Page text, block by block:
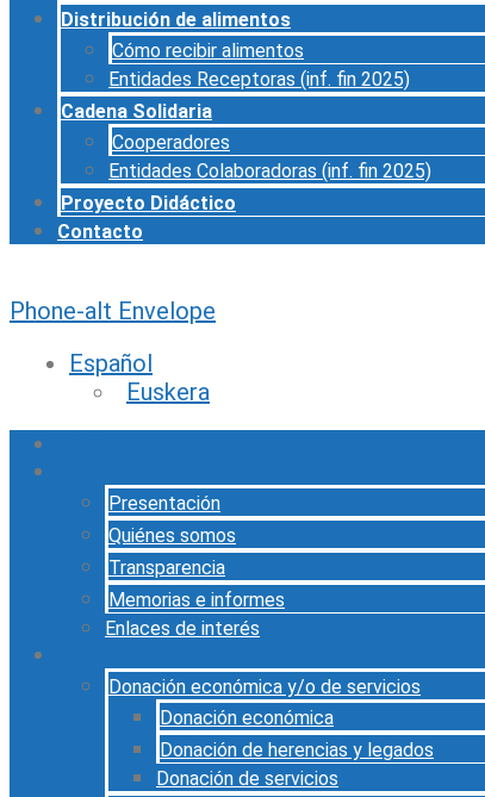
Distribución de alimentos
Cómo recibir alimentos
Entidades Receptoras (inf. fin 2025)
Cadena Solidaria
Cooperadores
Entidades Colaboradoras (inf. fin 2025)
Proyecto Didáctico
Contacto
Phone-alt Envelope
Español
Euskera
Presentación
Quiénes somos
Transparencia
Memorias e informes
Enlaces de interés
Donación económica y/o de servicios
Donación económica
Donación de herencias y legados
Donación de servicios